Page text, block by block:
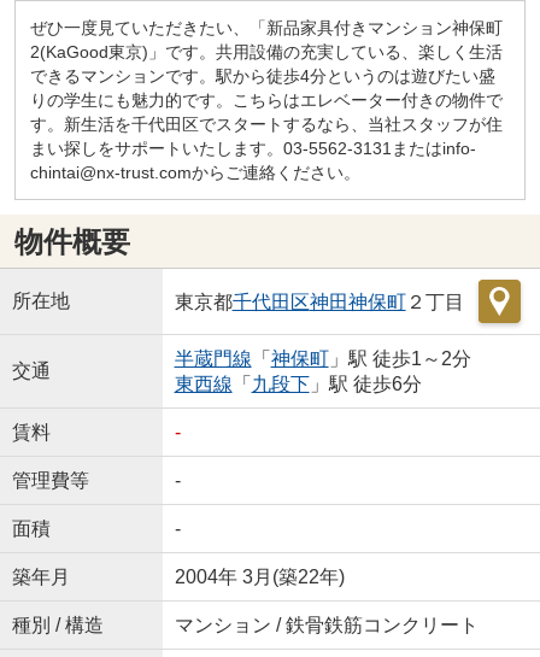
ぜひ一度見ていただきたい、「新品家具付きマンション神保町
2(KaGood東京)」です。共用設備の充実している、楽しく生活
できるマンションです。駅から徒歩4分というのは遊びたい盛
りの学生にも魅力的です。こちらはエレベーター付きの物件で
す。新生活を千代田区でスタートするなら、当社スタッフが住
まい探しをサポートいたします。03-5562-3131またはinfo-
chintai@nx-trust.comからご連絡ください。
物件概要
所在地 東京都千代田区神田神保町２丁目
交通
半蔵門線 「 神保町」駅 徒歩1～2分
東西線 「 九段下」駅 徒歩6分
賃料 -
管理費等 -
面積 -
築年月 2004年 3月(築22年)
種別 / 構造 マンション / 鉄骨鉄筋コンクリート